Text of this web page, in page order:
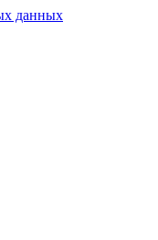
данных